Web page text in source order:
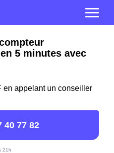
5 minutes avec
en appelant un conseiller
40 77 82
21h